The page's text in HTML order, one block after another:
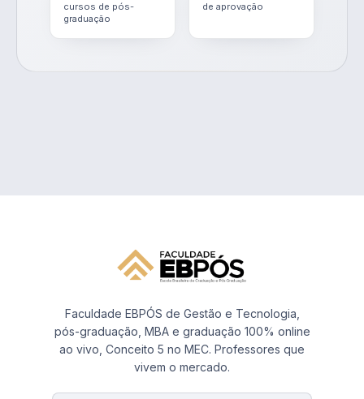
cursos de pós-
graduação
de aprovação
Faculdade EBPÓS de Gestão e Tecnologia,
pós-graduação, MBA e graduação 100% online
ao vivo, Conceito 5 no MEC. Professores que
vivem o mercado.